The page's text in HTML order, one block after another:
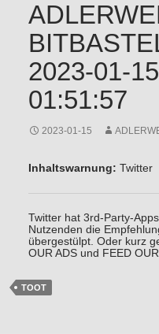
2023-01-15
01:51:57
2023-01-15
Inhaltswarnung: Twitter
Twitter hat 3rd-Party-
Nutzenden die
übergestülpt. Oder kurz
OUR ADS und FEED OUR
TOOT